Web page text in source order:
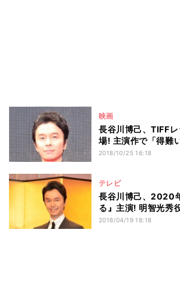
映画
長谷川博己、TIFF
場! 主演作で「得難
2018/10/25 16:18
テレビ
長谷川博己、2020
る』主演! 明智光秀
2018/04/19 18:18